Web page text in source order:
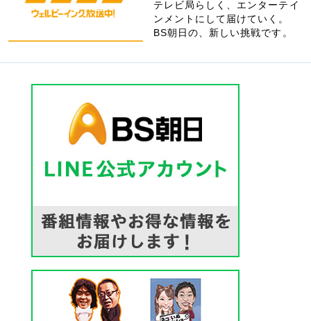
テレビ局らしく、エンターテイ
ンメントにして届けていく。
BS朝日の、新しい挑戦です。